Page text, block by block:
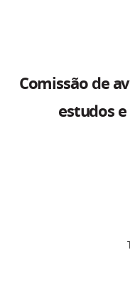
Comissão de
estudos